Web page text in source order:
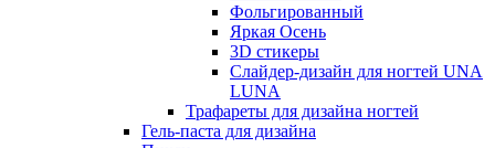
Фольгированный
Яркая Осень
3D стикеры
Слайдер-дизайн для ногтей UNA
LUNA
Трафареты для дизайна ногтей
Гель-паста для дизайна